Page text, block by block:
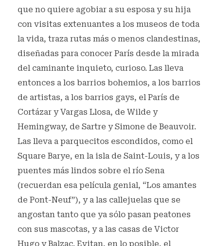
que no quiere agobiar a su esposa y su hija
con visitas extenuantes a los museos de toda
la vida, traza rutas más o menos clandestinas,
diseñadas para conocer París desde la mirada
del caminante inquieto, curioso. Las lleva
entonces a los barrios bohemios, a los barrios
de artistas, a los barrios gays, el París de
Cortázar y Vargas Llosa, de Wilde y
Hemingway, de Sartre y Simone de Beauvoir.
Las lleva a parquecitos escondidos, como el
Square Barye, en la isla de Saint-Louis, y a los
puentes más lindos sobre el río Sena
(recuerdan esa película genial, “Los amantes
de Pont-Neuf”), y a las callejuelas que se
angostan tanto que ya sólo pasan peatones
con sus mascotas, y a las casas de Victor
Hugo y Balzac. Evitan, en lo posible, el